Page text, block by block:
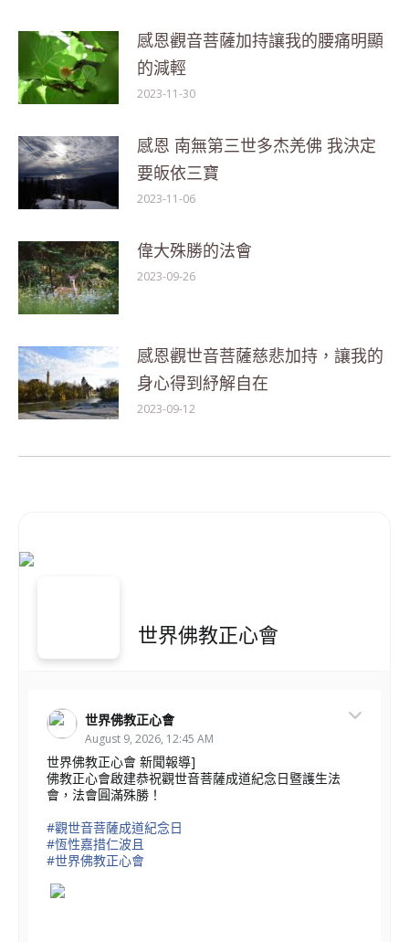
感恩觀音菩薩加持讓我的腰痛明顯
的減輕
2023-11-30
感恩 南無第三世多杰羌佛 我決定
要皈依三寶
2023-11-06
偉大殊勝的法會
2023-09-26
感恩觀世音菩薩慈悲加持，讓我的
身心得到紓解自在
2023-09-12
世界佛教正心會
世界佛教正心會
August 9, 2026, 12:45 AM
世界佛教正心會 新聞報導]
佛教正心會啟建恭祝觀世音菩薩成道紀念日暨護生法
會，法會圓滿殊勝！
#觀世音菩薩成道紀念日
#恆性嘉措仁波且
#世界佛教正心會